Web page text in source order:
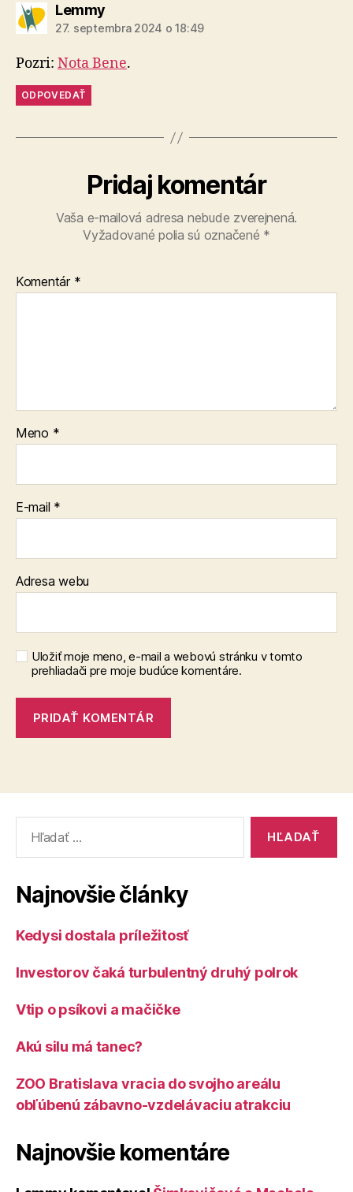
Lemmyhovorí:
27. septembra 2024 o 18:49
Pozri: Nota Bene.
ODPOVEDAŤ
Pridaj komentár
Vaša e-mailová adresa nebude zverejnená.
Vyžadované polia sú označené *
Komentár *
Meno *
E-mail *
Adresa webu
Uložiť moje meno, e-mail a webovú stránku v tomto
prehliadači pre moje budúce komentáre.
Najnovšie články
Kedysi dostala príležitosť
Investorov čaká turbulentný druhý polrok
Vtip o psíkovi a mačičke
Akú silu má tanec?
ZOO Bratislava vracia do svojho areálu
obľúbenú zábavno-vzdelávaciu atrakciu
Najnovšie komentáre